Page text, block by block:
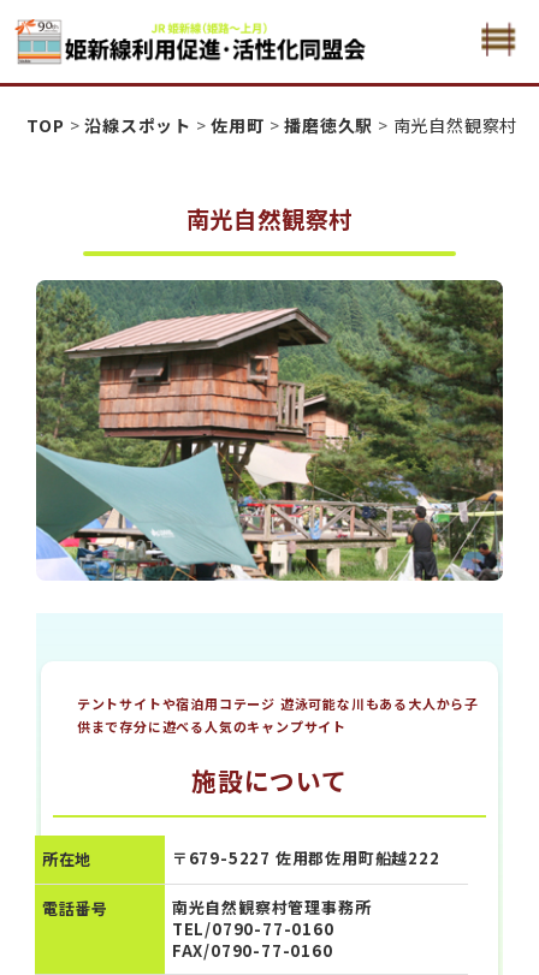
姫新線利用促進活性化・同盟会
TOP >沿線スポット >佐用町 >播磨徳久駅 > 南光自然観察村
南光自然観察村
テントサイトや宿泊用コテージ 遊泳可能な川もある大人から子
供まで存分に遊べる人気のキャンプサイト
施設について
所在地 〒679-5227 佐用郡佐用町船越222
電話番号
南光自然観察村管理事務所
TEL/0790-77-0160
FAX/0790-77-0160